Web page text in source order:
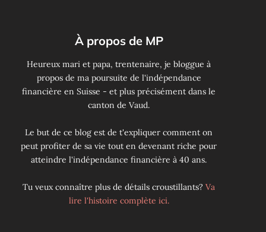
À propos de MP
Heureux mari et papa, trentenaire, je bloggue à
propos de ma poursuite de l'indépendance
financière en Suisse - et plus précisément dans le
canton de Vaud.
Le but de ce blog est de t'expliquer comment on
peut profiter de sa vie tout en devenant riche pour
atteindre l'indépendance financière à 40 ans.
Tu veux connaître plus de détails croustillants? Va
lire l'histoire complète ici.